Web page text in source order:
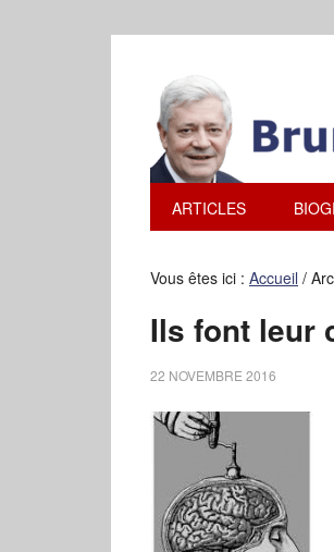
ARTICLES
Vous êtes ici : Accueil /
Ils font leur
22 NOVEMBRE 2016